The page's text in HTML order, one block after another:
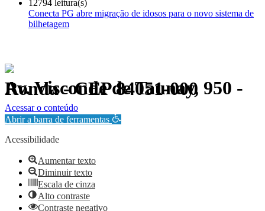
12794 leitura(s)
Conecta PG abre migração de idosos para o novo sistema de
bilhetagem
Av. Visconde de Taunay, 950 - Ronda - CEP 84051-000
Política de Privacidade.
Acessar o conteúdo
Abrir a barra de ferramentas
Acessibilidade
Aumentar texto
Diminuir texto
Escala de cinza
Alto contraste
Contraste negativo